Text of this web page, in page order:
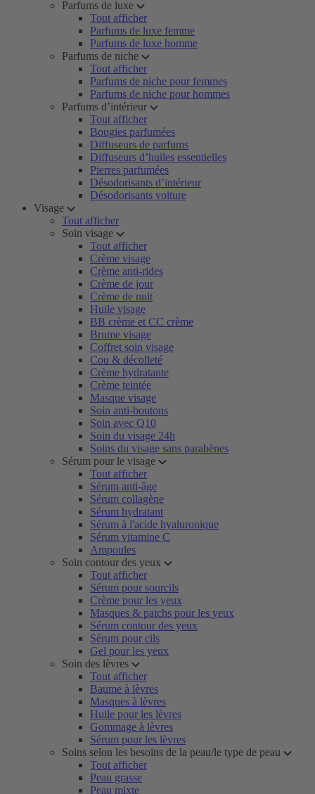
Parfums de luxe
Tout afficher
Parfums de luxe femme
Parfums de luxe homme
Parfums de niche
Tout afficher
Parfums de niche pour femmes
Parfums de niche pour hommes
Parfums d’intérieur
Tout afficher
Bougies parfumées
Diffuseurs de parfums
Diffuseurs d’huiles essentielles
Pierres parfumées
Désodorisants d’intérieur
Désodorisants voiture
Visage
Tout afficher
Soin visage
Tout afficher
Crème visage
Crème anti-rides
Crème de jour
Crème de nuit
Huile visage
BB crème et CC crème
Brume visage
Coffret soin visage
Cou & décolleté
Crème hydratante
Crème teintée
Masque visage
Soin anti-boutons
Soin avec Q10
Soin du visage 24h
Soins du visage sans parabènes
Sérum pour le visage
Tout afficher
Sérum anti-âge
Sérum collagène
Sérum hydratant
Sérum à l'acide hyaluronique
Sérum vitamine C
Ampoules
Soin contour des yeux
Tout afficher
Sérum pour sourcils
Crème pour les yeux
Masques & patchs pour les yeux
Sérum contour des yeux
Sérum pour cils
Gel pour les yeux
Soin des lèvres
Tout afficher
Baume à lèvres
Masques à lèvres
Huile pour les lèvres
Gommage à lèvres
Sérum pour les lèvres
Soins selon les besoins de la peau/le type de peau
Tout afficher
Peau grasse
Peau mixte